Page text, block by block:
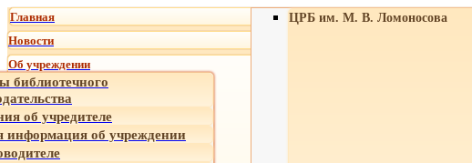
Главная
Новости
Об учреждении
библиотечного
об учредителе
об учреждении
ЦРБ им. М. В. Ломоносова